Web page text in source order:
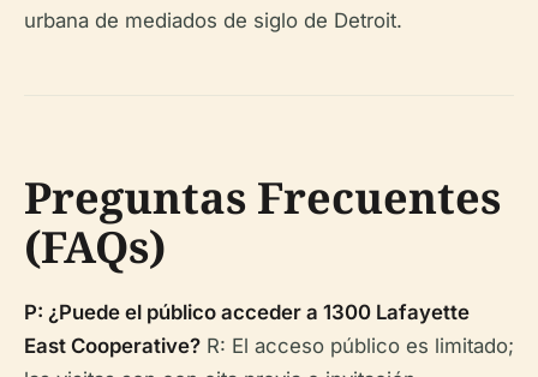
urbana de mediados de siglo de Detroit.
Preguntas Frecuentes
(FAQs)
P: ¿Puede el público acceder a 1300 Lafayette
East Cooperative? R: El acceso público es limitado;